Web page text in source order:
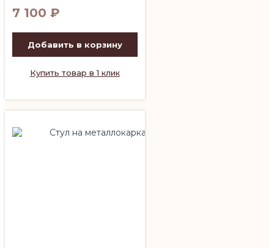
7 100 ₽
Добавить в корзину
Купить товар в 1 клик